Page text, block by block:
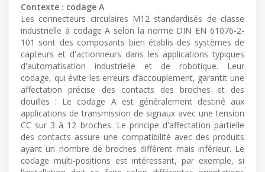
Contexte : codage A
Les connecteurs circulaires M12 standardisés de classe
industrielle à codage A selon la norme DIN EN 61076-2-
101 sont des composants bien établis des systèmes de
capteurs et d'actionneurs dans les applications typiques
d'automatisation industrielle et de robotique. Leur
codage, qui évite les erreurs d’accouplement, garantit une
affectation précise des contacts des broches et des
douilles : Le codage A est généralement destiné aux
applications de transmission de signaux avec une tension
CC sur 3 à 12 broches. Le principe d'affectation partielle
des contacts assure une compatibilité avec des produits
ayant un nombre de broches différent mais inférieur. Le
codage multi-positions est intéressant, par exemple, si